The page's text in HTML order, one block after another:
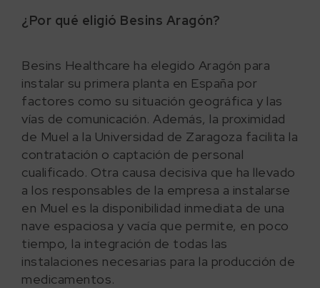
¿Por qué eligió Besins Aragón?
Besins Healthcare ha elegido Aragón para
instalar su primera planta en España por
factores como su situación geográfica y las
vías de comunicación. Además, la proximidad
de Muel a la Universidad de Zaragoza facilita la
contratación o captación de personal
cualificado. Otra causa decisiva que ha llevado
a los responsables de la empresa a instalarse
en Muel es la disponibilidad inmediata de una
nave espaciosa y vacía que permite, en poco
tiempo, la integración de todas las
instalaciones necesarias para la producción de
medicamentos.